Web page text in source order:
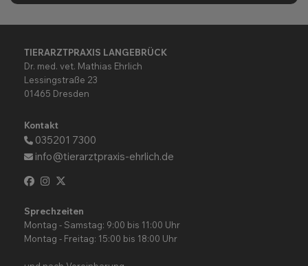
TIERARZTPRAXIS LANGEBRÜCK
Dr. med. vet. Mathias Ehrlich
Lessingstraße 23
01465 Dresden
Kontakt
035201 7300
info@tierarztpraxis-ehrlich.de
Sprechzeiten
Montag - Samstag: 9:00 bis 11:00 Uhr
Montag - Freitag: 15:00 bis 18:00 Uhr